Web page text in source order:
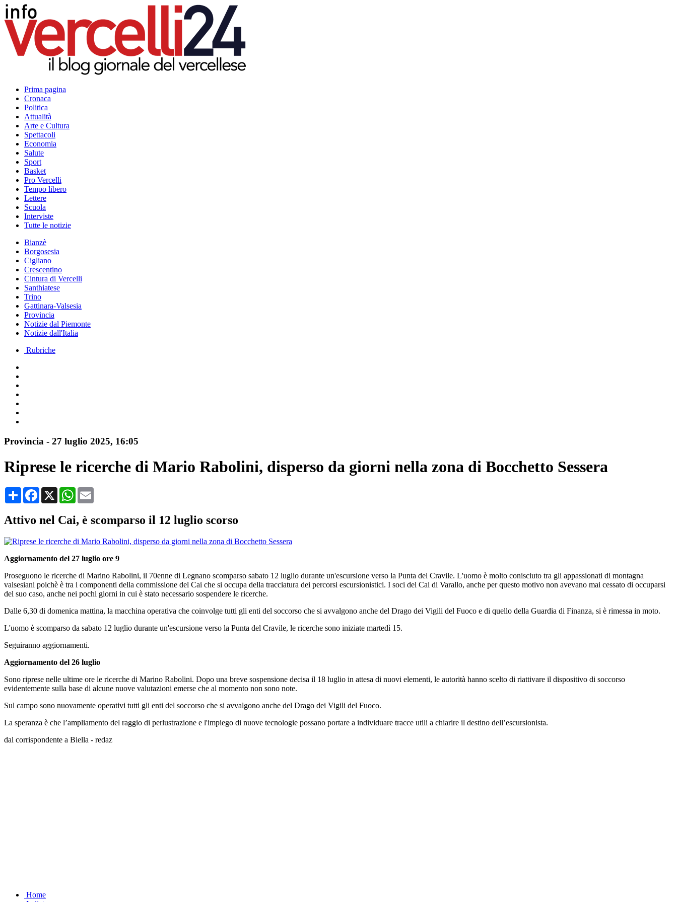
Prima pagina
Cronaca
Politica
Attualità
Arte e Cultura
Spettacoli
Economia
Salute
Sport
Basket
Pro Vercelli
Tempo libero
Lettere
Scuola
Interviste
Tutte le notizie
Bianzè
Borgosesia
Cigliano
Crescentino
Cintura di Vercelli
Santhiatese
Trino
Gattinara-Valsesia
Provincia
Notizie dal Piemonte
Notizie dall'Italia
Rubriche
Provincia - 27 luglio 2025, 16:05
Riprese le ricerche di Mario Rabolini, disperso da giorni nella zona di Bocchetto Sessera
CondividiFacebook
X WhatsApp
Attivo nel Cai, è scomparso il 12 luglio scorso
Aggiornamento del 27 luglio ore 9
Proseguono le ricerche di Marino Rabolini, il 70enne di Legnano scomparso sabato 12 luglio durante un'escursione verso la Punta del Cravile. L'uomo è molto conisciuto tra gli appassionati di montagna
valsesiani poichè è tra i componenti della commissione del Cai che si occupa della tracciatura dei percorsi escursionistici. I soci del Cai di Varallo, anche per questo motivo non avevano mai cessato di occuparsi
del suo caso, anche nei pochi giorni in cui è stato necessario sospendere le ricerche.
Dalle 6,30 di domenica mattina, la macchina operativa che coinvolge tutti gli enti del soccorso che si avvalgono anche del Drago dei Vigili del Fuoco e di quello della Guardia di Finanza, si è rimessa in moto.
L'uomo è scomparso da sabato 12 luglio durante un'escursione verso la Punta del Cravile, le ricerche sono iniziate martedì 15.
Seguiranno aggiornamenti.
Aggiornamento del 26 luglio
Sono riprese nelle ultime ore le ricerche di Marino Rabolini. Dopo una breve sospensione decisa il 18 luglio in attesa di nuovi elementi, le autorità hanno scelto di riattivare il dispositivo di soccorso
evidentemente sulla base di alcune nuove valutazioni emerse che al momento non sono note.
Sul campo sono nuovamente operativi tutti gli enti del soccorso che si avvalgono anche del Drago dei Vigili del Fuoco.
La speranza è che l’ampliamento del raggio di perlustrazione e l'impiego di nuove tecnologie possano portare a individuare tracce utili a chiarire il destino dell’escursionista.
dal corrispondente a Biella - redaz
Home